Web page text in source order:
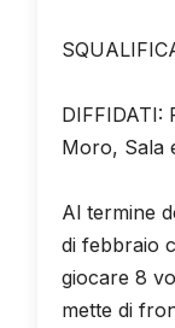
DIFFIDATI:
Moro, Sala
Al termine
di febbraio
giocare 8
mette di